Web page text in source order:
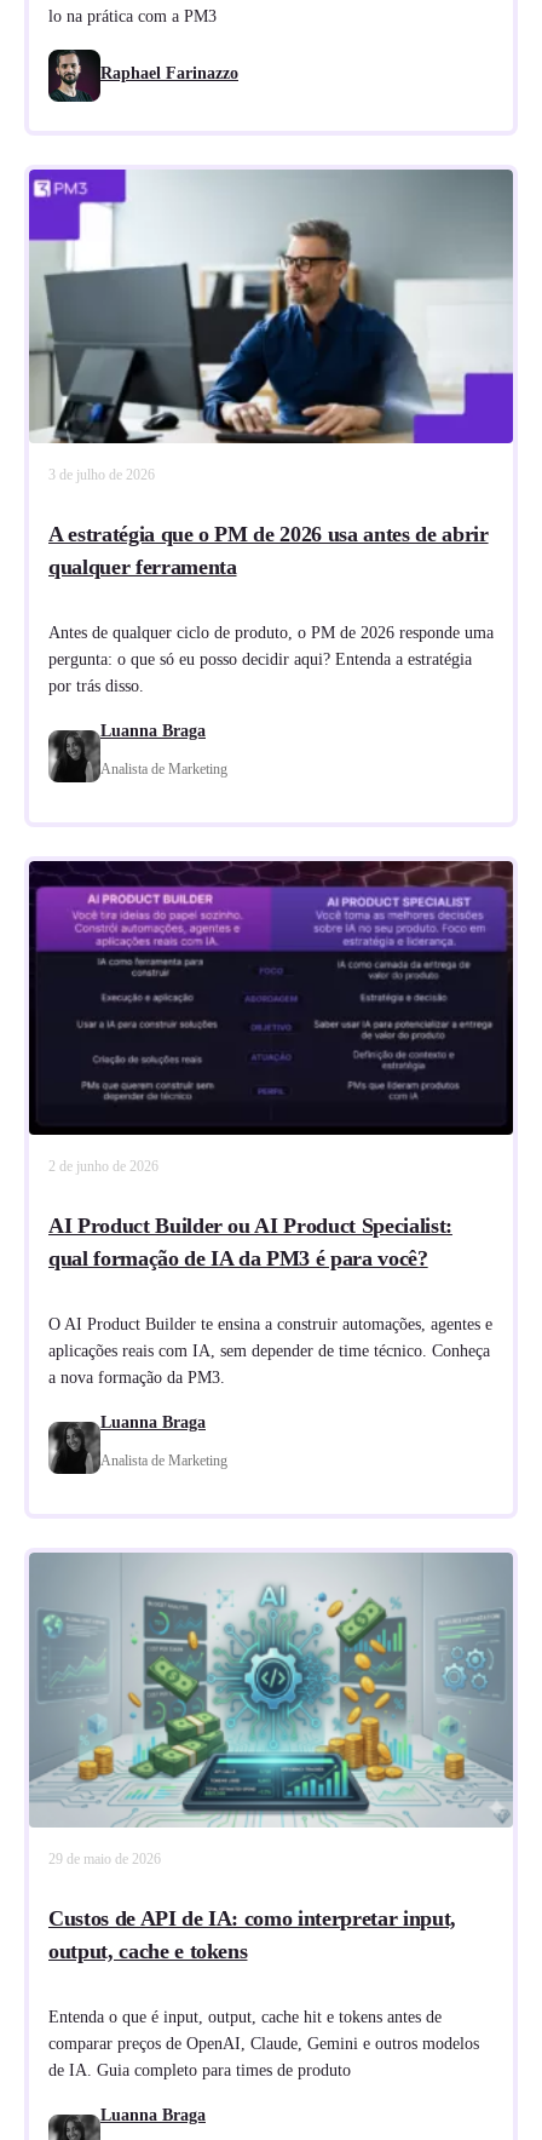
lo na prática com a PM3
Raphael Farinazzo
3 de julho de 2026
A estratégia que o PM de 2026 usa antes de abrir
qualquer ferramenta
Antes de qualquer ciclo de produto, o PM de 2026 responde uma
pergunta: o que só eu posso decidir aqui? Entenda a estratégia
por trás disso.
Luanna Braga
Analista de Marketing
2 de junho de 2026
AI Product Builder ou AI Product Specialist:
qual formação de IA da PM3 é para você?
O AI Product Builder te ensina a construir automações, agentes e
aplicações reais com IA, sem depender de time técnico. Conheça
a nova formação da PM3.
Luanna Braga
Analista de Marketing
29 de maio de 2026
Custos de API de IA: como interpretar input,
output, cache e tokens
Entenda o que é input, output, cache hit e tokens antes de
comparar preços de OpenAI, Claude, Gemini e outros modelos
de IA. Guia completo para times de produto
Luanna Braga